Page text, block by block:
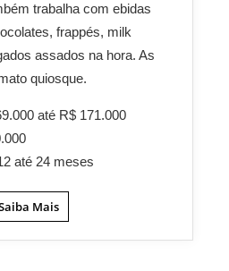
trabalha com ebidas
frappés, milk
assados na hora. As
quiosque.
até R$ 171.000
até 24 meses
Mais